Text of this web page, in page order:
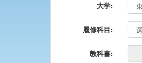
大学:
履修科目:
教科書: